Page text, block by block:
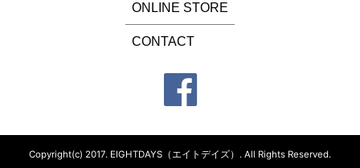
ONLINE STORE
CONTACT
Copyright(c) 2017. EIGHTDAYS（エイトデイズ）. All Rights Reserved.